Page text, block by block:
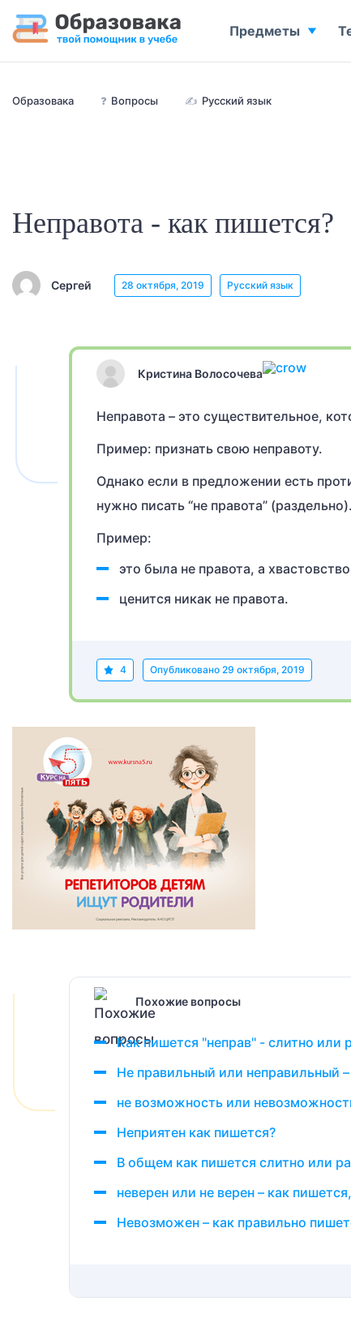
Образовака ❓ Вопросы ✍ Русский язык
Неправота - как пишется?
Сергей 28 октября, 2019 Русский язык
Кристина Волосочева
Неправота – это существительное,
Пример: признать свою неправоту.
Однако если в предложении есть
нужно писать “не правота” (раздельно).
Пример:
это была не правота, а
ценится никак не правота.
4 Опубликовано 29 октября, 2019
Похожие вопросы
Как пишется "неправ" - слитно или
Не правильный или неправильный
не возможность или
Неприятен как пишется?
В общем как пишется слитно или
неверен или не верен – как
Невозможен – как правильно
Предметы